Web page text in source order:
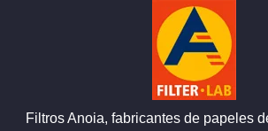
Filtros Anoia, fabricantes de papeles